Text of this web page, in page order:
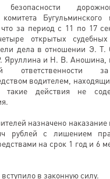
Бугульминского
за период с 11 по 17
открытых
дела в отношении Э.
Яруллина и Н. В. Аношина,
ответственности
водителем,
такие действия не
назначено
рублей с лишением
на срок 1 год и 6
в законную силу.